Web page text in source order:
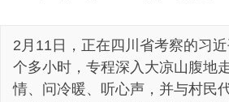
2月11日，正在四川省考察的习
个多小时，专程深入大凉山腹地
情、问冷暖、听心声，并与村民